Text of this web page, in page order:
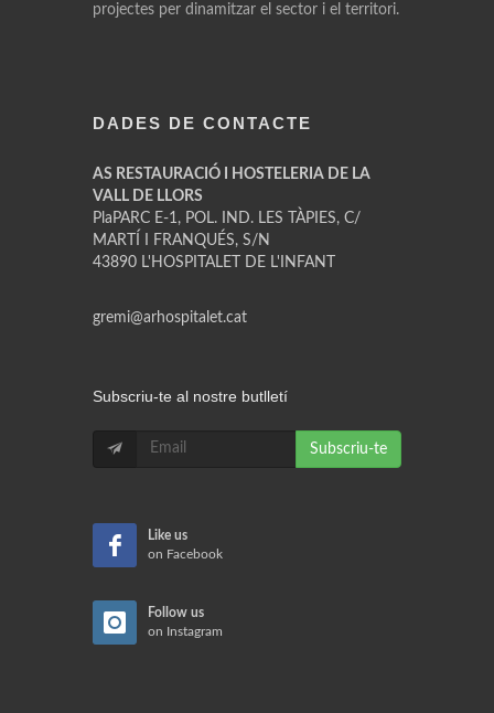
projectes per dinamitzar el sector i el territori.
DADES DE CONTACTE
AS RESTAURACIÓ I HOSTELERIA DE LA
VALL DE LLORS
PlaPARC E-1, POL. IND. LES TÀPIES, C/
MARTÍ I FRANQUÉS, S/N
43890 L'HOSPITALET DE L'INFANT
gremi@arhospitalet.cat
Subscriu-te al nostre butlletí
Subscriu-te
Like us
on Facebook
Follow us
on Instagram